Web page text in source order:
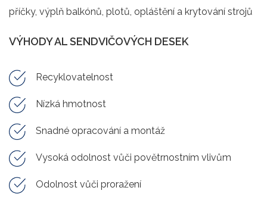
příčky, výplň balkónů, plotů, opláštění a krytování strojů
VÝHODY AL SENDVIČOVÝCH DESEK
Recyklovatelnost
Nízká hmotnost
Snadné opracování a montáž
Vysoká odolnost vůči povětrnostním vlivům
Odolnost vůči proražení